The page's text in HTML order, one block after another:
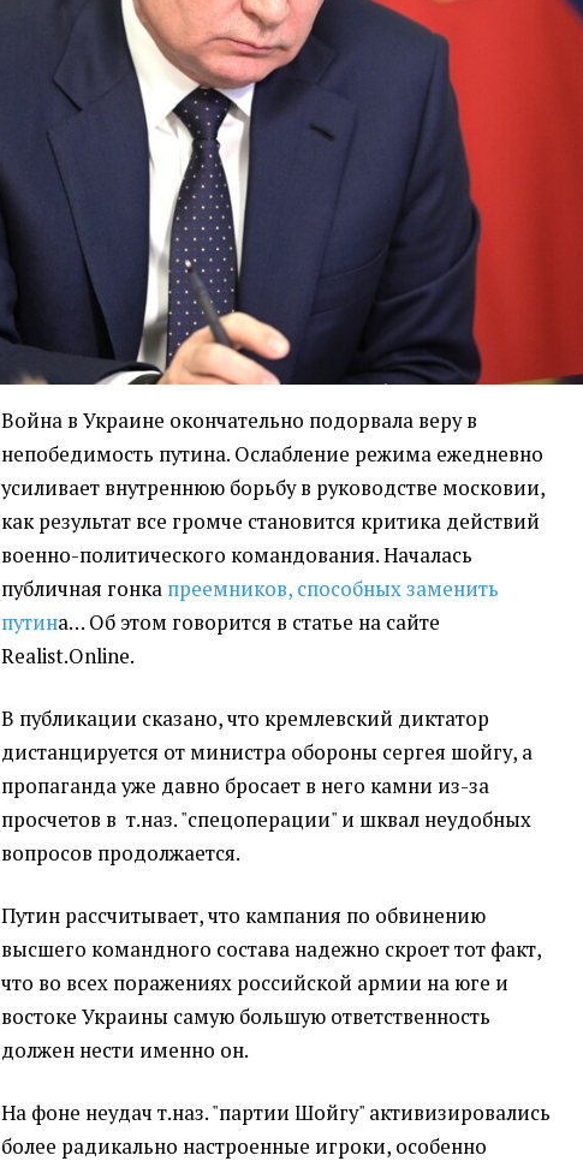
Война в Украине окончательно подорвала веру в
непобедимость путина. Ослабление режима ежедневно
усиливает внутреннюю борьбу в руководстве московии,
как результат все громче становится критика действий
военно-политического командования. Началась
публичная гонка преемников, способных заменить
путина… Об этом говорится в статье на сайте
Realist.Online.
В публикации сказано, что кремлевский диктатор
дистанцируется от министра обороны сергея шойгу, а
пропаганда уже давно бросает в него камни из-за
просчетов в т.наз. "спецоперации" и шквал неудобных
вопросов продолжается.
Путин рассчитывает, что кампания по обвинению
высшего командного состава надежно скроет тот факт,
что во всех поражениях российской армии на юге и
востоке Украины самую большую ответственность
должен нести именно он.
На фоне неудач т.наз. "партии Шойгу" активизировались
более радикально настроенные игроки, особенно